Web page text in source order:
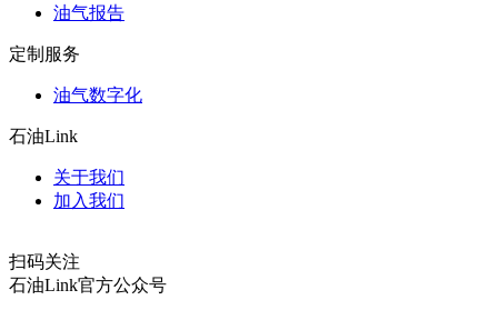
油气报告
定制服务
油气数字化
石油Link
关于我们
加入我们
扫码关注
石油Link官方公众号